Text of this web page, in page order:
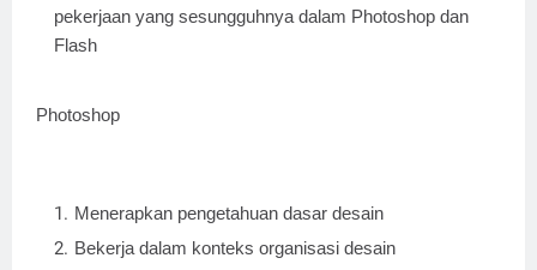
pekerjaan yang sesungguhnya dalam Photoshop dan
Flash
Photoshop
Menerapkan pengetahuan dasar desain
Bekerja dalam konteks organisasi desain